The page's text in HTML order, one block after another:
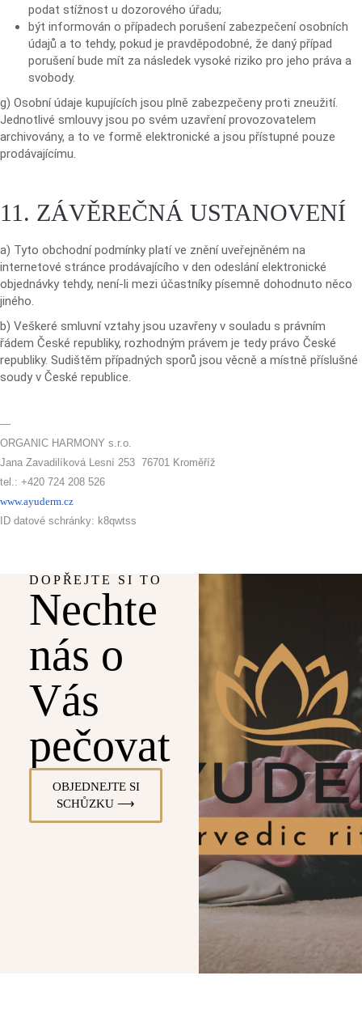
podat stížnost u dozorového úřadu;
být informován o případech porušení zabezpečení osobních
údajů a to tehdy, pokud je pravděpodobné, že daný případ
porušení bude mít za následek vysoké riziko pro jeho práva a
svobody.
g) Osobní údaje kupujících jsou plně zabezpečeny proti zneužití.
Jednotlivé smlouvy jsou po svém uzavření provozovatelem
archivovány, a to ve formě elektronické a jsou přístupné pouze
prodávajícímu.
11. ZÁVĚREČNÁ USTANOVENÍ
a) Tyto obchodní podmínky platí ve znění uveřejněném na
internetové stránce prodávajícího v den odeslání elektronické
objednávky tehdy, není-li mezi účastníky písemně dohodnuto něco
jiného.
b) Veškeré smluvní vztahy jsou uzavřeny v souladu s právním
řádem České republiky, rozhodným právem je tedy právo České
republiky. Sudištěm případných sporů jsou věcně a místně příslušné
soudy v České republice.
—
ORGANIC HARMONY s.r.o.
Jana Zavadilíková Lesní 253 76701 Kroměříž
tel.: +420 724 208 526
www.ayuderm.cz
ID datové schránky: k8qwtss
DOPŘEJTE SI TO
Nechte
nás o
Vás
pečovat
OBJEDNEJTE SI
SCHŮZKU ⟶